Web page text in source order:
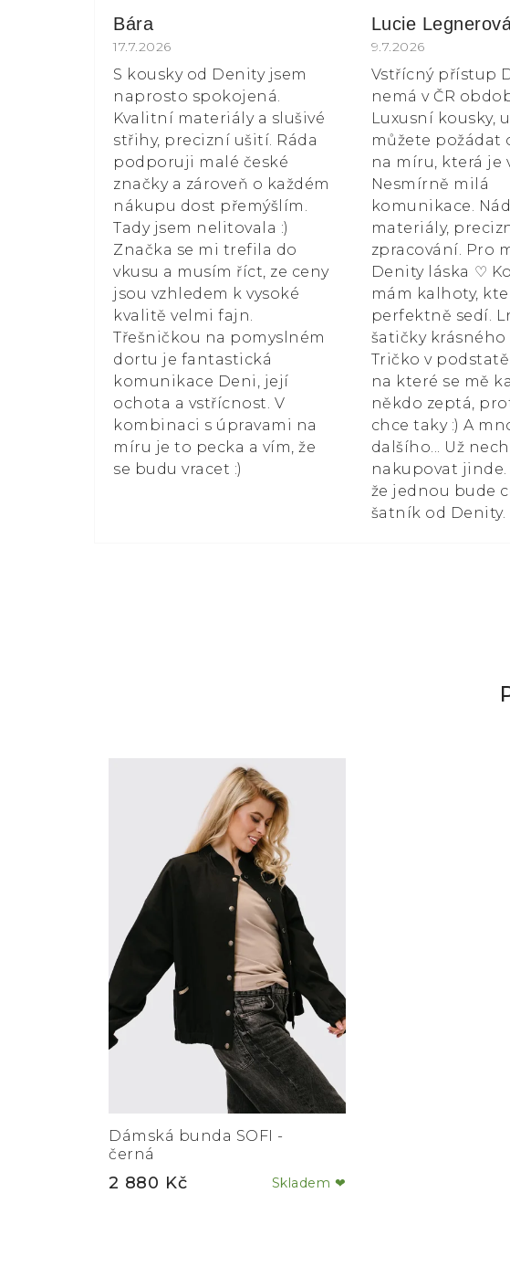
Bára
Hodnocení obchodu je 5 z 5 hvězdiček.
17.7.2026
S kousky od Denity jsem
naprosto spokojená.
Kvalitní materiály a slušivé
střihy, precizní ušití. Ráda
podporuji malé české
značky a zároveň o každém
nákupu dost přemýšlím.
Tady jsem nelitovala :)
Značka se mi trefila do
vkusu a musím říct, ze ceny
jsou vzhledem k vysoké
kvalitě velmi fajn.
Třešničkou na pomyslném
dortu je fantastická
komunikace Deni, její
ochota a vstřícnost. V
kombinaci s úpravami na
míru je to pecka a vím, že
se budu vracet :)
Lucie
Hodnocení
9.7.2026
Vstřícný přístup
nemá v ČR
Luxusní kousky,
můžete požádat
na míru, která je
Nesmírně milá
komunikace.
materiály,
zpracování. Pro
Denity láska ⁠♡
mám kalhoty,
perfektně sedí.
šatičky krásného
Tričko v
na které se mě
někdo zeptá,
chce taky :) A
dalšího... Už
nakupovat jinde.
že jednou bude
šatník od Denity.
Dámská bunda SOFI -
černá
Skladem ❤
2 880 Kč